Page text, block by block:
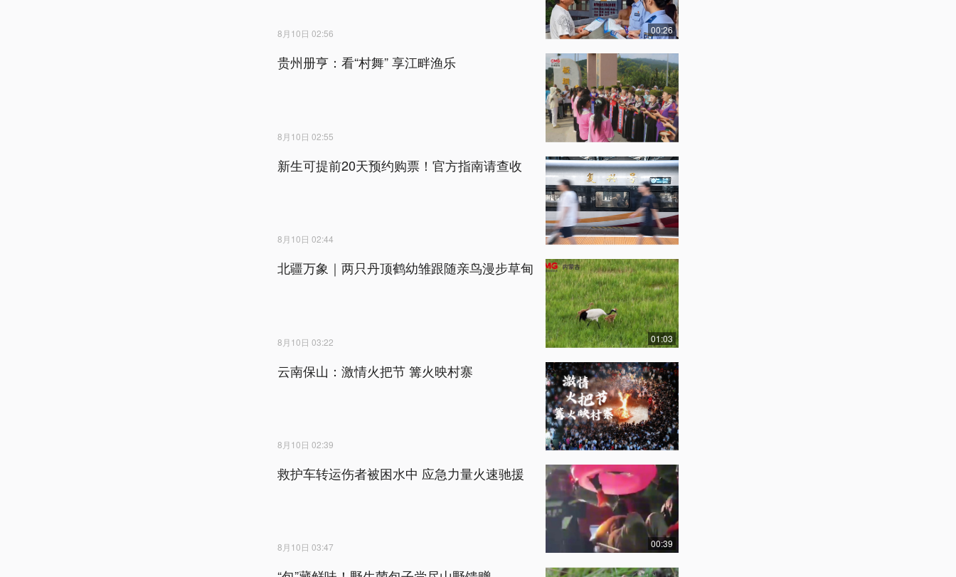
8月10日 02:56 00:26
贵州册亨：看“村舞” 享江畔渔乐
8月10日 02:55
新生可提前20天预约购票！官方指南请查收
8月10日 02:44
北疆万象｜两只丹顶鹤幼雏跟随亲鸟漫步草甸
8月10日 03:22 01:03
云南保山：激情火把节 篝火映村寨
8月10日 02:39
救护车转运伤者被困水中 应急力量火速驰援
8月10日 03:47 00:39